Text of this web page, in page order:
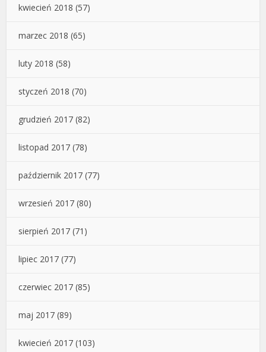
kwiecień 2018 (57)
marzec 2018 (65)
luty 2018 (58)
styczeń 2018 (70)
grudzień 2017 (82)
listopad 2017 (78)
październik 2017 (77)
wrzesień 2017 (80)
sierpień 2017 (71)
lipiec 2017 (77)
czerwiec 2017 (85)
maj 2017 (89)
kwiecień 2017 (103)